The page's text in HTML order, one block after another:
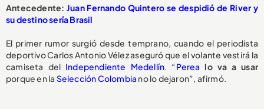
Antecedente:Juan Fernando Quintero se despidió de River y
su destino sería Brasil
El primer rumor surgió desde temprano, cuando el periodista
deportivo Carlos Antonio Vélez aseguró que el volante vestirá la
camiseta del Independiente Medellín. “ Perea lo va a usar
porque en la Selección Colombia no lo dejaron”, afirmó.